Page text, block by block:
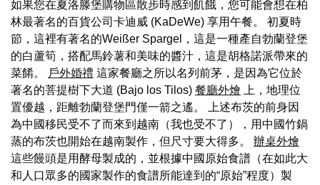
如果您在夏洛滕堡購物區散步時感到飢餓，您可能會想在柏
林最著名的百貨公司卡迪威 (KaDeWe) 享用午餐。 初夏時
節，這裡有著名的Weißer Spargel，這是一種產自勃蘭登堡
的白蘆筍，搭配馬鈴薯和美味的醬汁，這是胡格諾派帶來的
菜餚。
戶外婚禮 這家餐廳之所以名列前茅，是因為它位於
著名的菩提樹下大道 (Bajo los Tilos) 餐廳外燴 上，地理位
置優越，距離勃蘭登堡門僅一箭之遙。 上述布茨的前身因
為中國移民受不了而來到越南（我也受不了），用中國竹鍋
蒸的布茨也開始在越南製作，但尺寸要大得多。 辦桌外燴
這些饅頭是用酵母製成的，並根據中國原始食譜（在如此大
和人口眾多的國家製作的食譜所能達到的“原始”程度）製